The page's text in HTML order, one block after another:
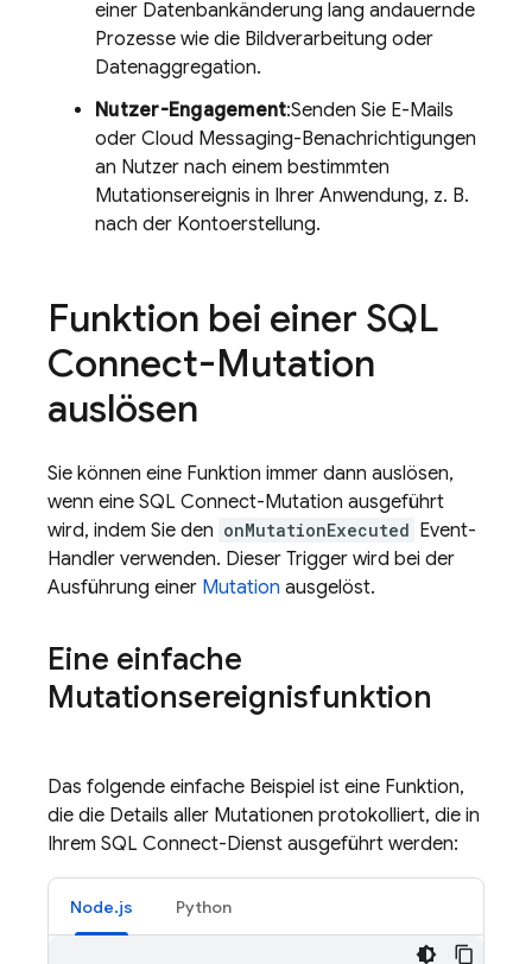
einer Datenbankänderung lang andauernde
Prozesse wie die Bildverarbeitung oder
Datenaggregation.
Nutzer-Engagement:Senden Sie E-Mails
oder Cloud Messaging-Benachrichtigungen
an Nutzer nach einem bestimmten
Mutationsereignis in Ihrer Anwendung, z. B.
nach der Kontoerstellung.
Funktion bei einer SQL
Connect-Mutation
auslösen
Sie können eine Funktion immer dann auslösen,
wenn eine SQL Connect-Mutation ausgeführt
wird, indem Sie den onMutationExecuted Event-
Handler verwenden. Dieser Trigger wird bei der
Ausführung einer Mutation ausgelöst.
Eine einfache
Mutationsereignisfunktion
Das folgende einfache Beispiel ist eine Funktion,
die die Details aller Mutationen protokolliert, die in
Ihrem SQL Connect-Dienst ausgeführt werden:
Node.js Python